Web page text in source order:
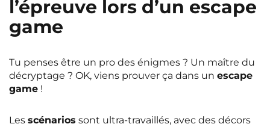
l’épreuve lors d’un escape
game
Tu penses être un pro des énigmes ? Un maître du
décryptage ? OK, viens prouver ça dans un escape
game !
Les scénarios sont ultra-travaillés, avec des décors